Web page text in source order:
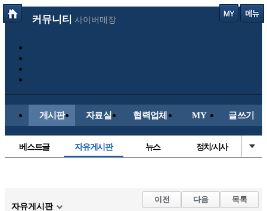
커뮤니티 사이버매장
게시판 자료실 협력업체 MY 글쓰기
베스트글 자유게시판 뉴스 정치/시사
해외축구
국내축구
자유게시판
이전 다음 목록